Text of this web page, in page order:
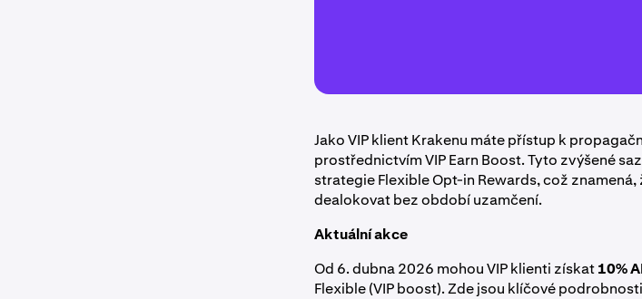
Jako VIP klient Krakenu máte přístup k
prostřednictvím VIP Earn Boost. Tyto zvýšené
strategie Flexible Opt-in Rewards, což
dealokovat bez období uzamčení.
Aktuální akce
Od 6. dubna 2026 mohou VIP klienti získat10%
Flexible (VIP boost). Zde jsou klíčové